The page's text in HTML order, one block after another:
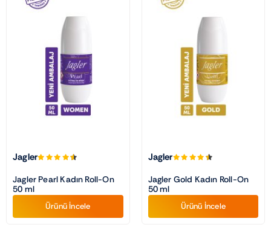
Jagler
Jagler Pearl Kadın Roll-On
50 ml
Ürünü İncele
Jagler
Jagler Gold Kadın Roll-On
50 ml
Ürünü İncele